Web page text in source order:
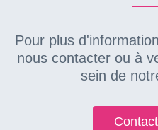
Pour plus
nous contacter ou à
sein de